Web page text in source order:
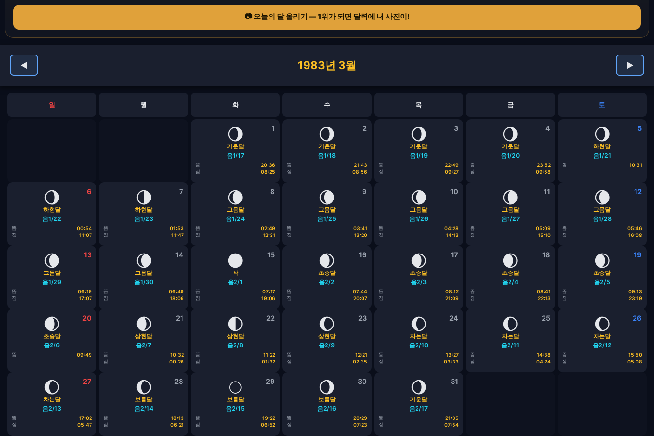
📷 오늘의 달 올리기 — 1위가 되면 달력에 내 사진이!
◀ 1983년 3월 ▶
일 월 화 수 목 금 토
1
🌖
기운달
음1/17
뜸
20:36
짐
08:25
2
🌖
기운달
음1/18
뜸
21:43
짐
08:56
3
🌖
기운달
음1/19
뜸
22:49
짐
09:27
4
🌖
기운달
음1/20
뜸
23:52
짐
09:58
5
🌖
하현달
음1/21
짐 10:31
6
🌖
하현달
음1/22
뜸
00:54
짐
11:07
7
🌗
하현달
음1/23
뜸
01:53
짐
11:47
8
🌘
그믐달
음1/24
뜸
02:49
짐
12:31
9
🌘
그믐달
음1/25
뜸
03:41
짐
13:20
10
🌘
그믐달
음1/26
뜸
04:28
짐
14:13
11
🌘
그믐달
음1/27
뜸
05:09
짐
15:10
12
🌘
그믐달
음1/28
뜸
05:46
짐
16:08
13
🌘
그믐달
음1/29
뜸
06:19
짐
17:07
14
🌘
그믐달
음1/30
뜸
06:49
짐
18:06
15
🌑
삭
음2/1
뜸
07:17
짐
19:06
16
🌒
초승달
음2/2
뜸
07:44
짐
20:07
17
🌒
초승달
음2/3
뜸
08:12
짐
21:09
18
🌒
초승달
음2/4
뜸
08:41
짐
22:13
19
🌒
초승달
음2/5
뜸
09:13
짐
23:19
20
🌒
초승달
음2/6
뜸 09:49
21
🌒
상현달
음2/7
뜸
10:32
짐
00:26
22
🌓
상현달
음2/8
뜸
11:22
짐
01:32
23
🌔
상현달
음2/9
뜸
12:21
짐
02:35
24
🌔
차는달
음2/10
뜸
13:27
짐
03:33
25
🌔
차는달
음2/11
뜸
14:38
짐
04:24
26
🌔
차는달
음2/12
뜸
15:50
짐
05:08
27
🌔
차는달
음2/13
뜸
17:02
짐
05:47
28
🌔
보름달
음2/14
뜸
18:13
짐
06:21
29
🌕
보름달
음2/15
뜸
19:22
짐
06:52
30
🌖
보름달
음2/16
뜸
20:29
짐
07:23
31
🌖
기운달
음2/17
뜸
21:35
짐
07:54